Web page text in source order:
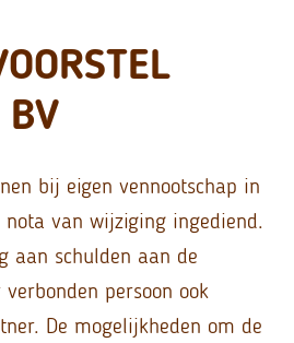
BV
bij eigen vennootschap in
van wijziging ingediend.
aan schulden aan de
persoon ook
De mogelijkheden om de